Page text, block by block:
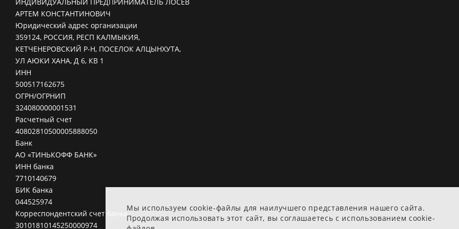
Мы используем cookie-файлы для наилучшего представления нашего сайта.
Продолжая использовать этот сайт, вы соглашаетесь с использованием cookie-
АРТЕМ КОНСТАНТИНОВИЧ
Юридический адрес организации
359124, РОССИЯ, РЕСП КАЛМЫКИЯ,
КЕТЧЕНЕРОВСКИЙ Р-Н, ПОСЕЛОК АЛЦЫНХУТА,
УЛ АЮКИ ХАНА, Д 6, КВ 1
ИНН
500517162675
ОГРН/ОГРНИП
324080000001531
Расчетный счет
40802810500005888050
Банк
АО «ТИНЬКОФФ БАНК»
ИНН банка
7710140679
БИК банка
044525974
Корреспондентский счет банка
30101810145250000974